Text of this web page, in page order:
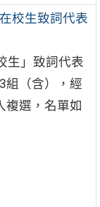
校生致詞代表
生」致詞代表
組（含），經
複選，名單如